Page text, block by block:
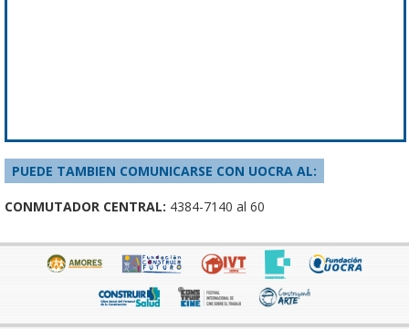
PUEDE TAMBIEN COMUNICARSE CON UOCRA AL:
CONMUTADOR CENTRAL: 4384-7140 al 60